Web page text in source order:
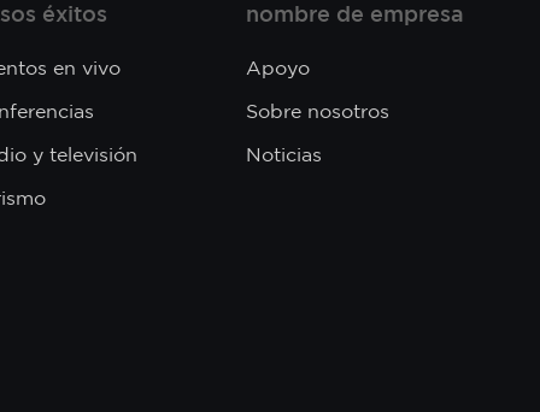
éxitos
en vivo
y televisión
nombre de empresa
Apoyo
Sobre nosotros
Noticias